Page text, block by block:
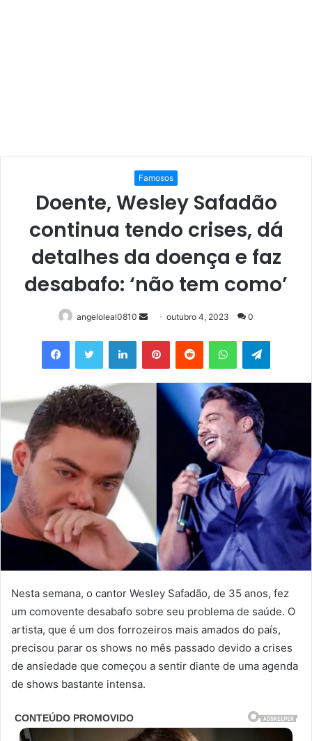
Famosos
Doente, Wesley Safadão
continua tendo crises, dá
detalhes da doença e faz
desabafo: ‘não tem como’
angeloleal0810
Mande
e-
outubro 4, 2023 0
FacebookTwitter LinkedinPinterestReddit WhatsAppTelegram
Nesta semana, o cantor Wesley Safadão, de 35 anos, fez
um comovente desabafo sobre seu problema de saúde. O
artista, que é um dos forrozeiros mais amados do país,
precisou parar os shows no mês passado devido a crises
de ansiedade que começou a sentir diante de uma agenda
de shows bastante intensa.